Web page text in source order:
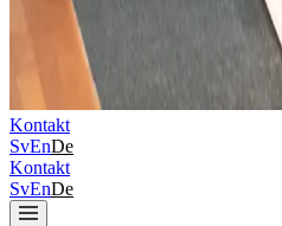
Kontakt
SvEnDe
Kontakt
SvEnDe